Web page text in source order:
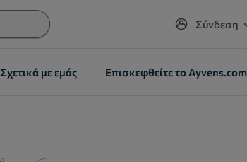
Σύνδεση
Σχετικά με εμάς Επισκεφθείτε το Ayvens.com